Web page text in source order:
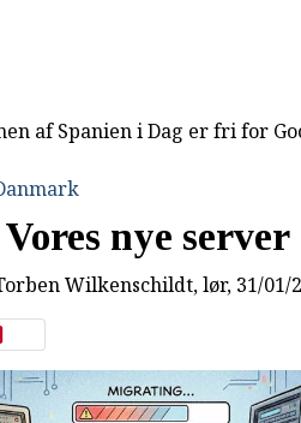
af Spanien i Dag er fri for
Vores nye server
Wilkenschildt, lør, 31/01/